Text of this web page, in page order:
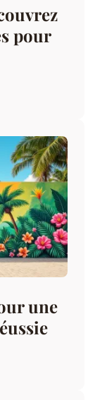
pour
une